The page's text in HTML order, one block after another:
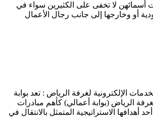
أسمائهن لا تخفى على الكثيرين سواء في
أو وخارجها إلى جانب رجال الأعمال
الإلكترونية لغرفة الرياض : تعد بوابة
الرياض (بوابة أعمالي) كأهم مبادرات
أهدافها الاستراتيجية المتمثل بالانتقال في